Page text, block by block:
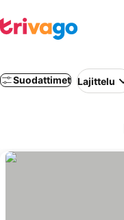
Suodattimet Lajittelu